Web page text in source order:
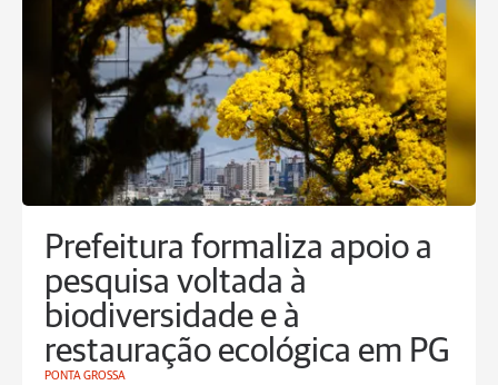
Prefeitura formaliza apoio a
pesquisa voltada à
biodiversidade e à
restauração ecológica em PG
PONTA GROSSA